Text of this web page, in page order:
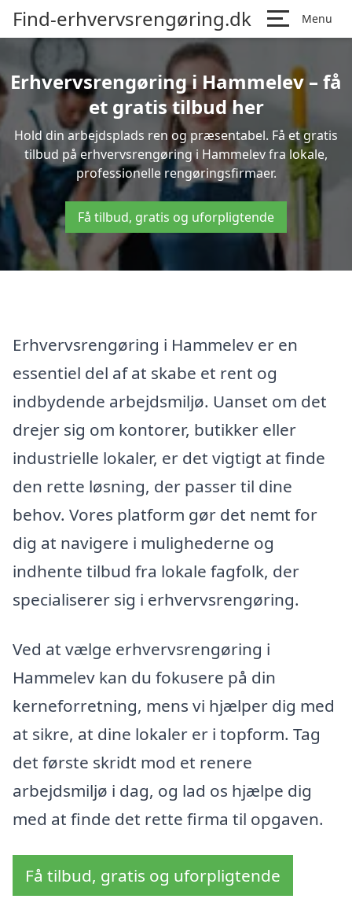
Find-erhvervsrengøring.dk Menu
Erhvervsrengøring i Hammelev – få
et gratis tilbud her
Hold din arbejdsplads ren og præsentabel. Få et gratis
tilbud på erhvervsrengøring i Hammelev fra lokale,
professionelle rengøringsfirmaer.
Få tilbud, gratis og uforpligtende
Erhvervsrengøring i Hammelev er en
essentiel del af at skabe et rent og
indbydende arbejdsmiljø. Uanset om det
drejer sig om kontorer, butikker eller
industrielle lokaler, er det vigtigt at finde
den rette løsning, der passer til dine
behov. Vores platform gør det nemt for
dig at navigere i mulighederne og
indhente tilbud fra lokale fagfolk, der
specialiserer sig i erhvervsrengøring.
Ved at vælge erhvervsrengøring i
Hammelev kan du fokusere på din
kerneforretning, mens vi hjælper dig med
at sikre, at dine lokaler er i topform. Tag
det første skridt mod et renere
arbejdsmiljø i dag, og lad os hjælpe dig
med at finde det rette firma til opgaven.
Få tilbud, gratis og uforpligtende